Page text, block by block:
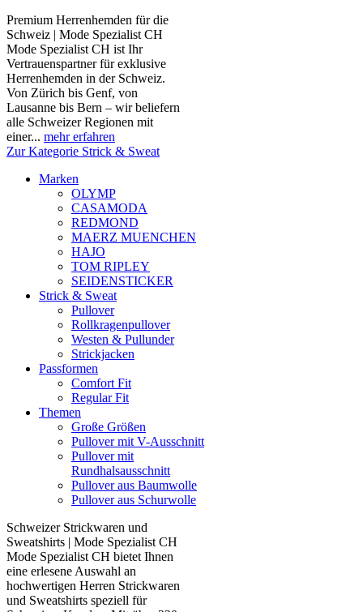
Premium Herrenhemden für die
Schweiz | Mode Spezialist CH
Mode Spezialist CH ist Ihr
Vertrauenspartner für exklusive
Herrenhemden in der Schweiz.
Von Zürich bis Genf, von
Lausanne bis Bern – wir beliefern
alle Schweizer Regionen mit
einer... mehr erfahren
Zur Kategorie Strick & Sweat
Marken
OLYMP
CASAMODA
REDMOND
MAERZ MUENCHEN
HAJO
TOM RIPLEY
SEIDENSTICKER
Strick & Sweat
Pullover
Rollkragenpullover
Westen & Pullunder
Strickjacken
Passformen
Comfort Fit
Regular Fit
Themen
Große Größen
Pullover mit V-Ausschnitt
Pullover mit
Rundhalsausschnitt
Pullover aus Baumwolle
Pullover aus Schurwolle
Schweizer Strickwaren und
Sweatshirts | Mode Spezialist CH
Mode Spezialist CH bietet Ihnen
eine erlesene Auswahl an
hochwertigen Herren Strickwaren
und Sweatshirts speziell für